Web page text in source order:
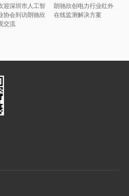
迎深圳市人工智
协会到访朗驰欣
交流
朗驰欣创电力行业红外
在线监测解决方案